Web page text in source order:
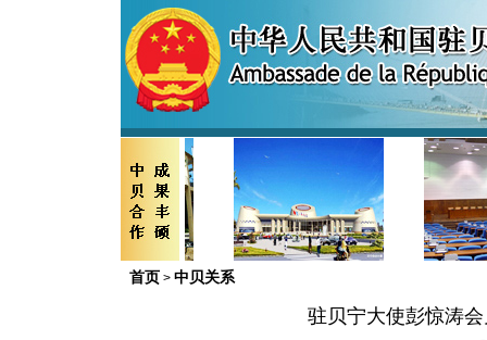
首页 > 中贝关系
驻贝宁大使彭惊涛